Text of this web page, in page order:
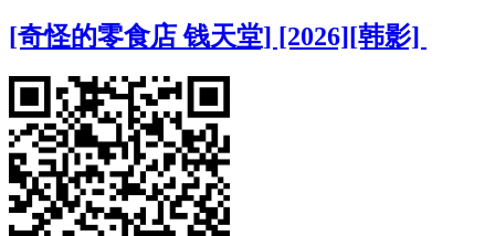
[奇怪的零食店 钱天堂] [2026][韩影]